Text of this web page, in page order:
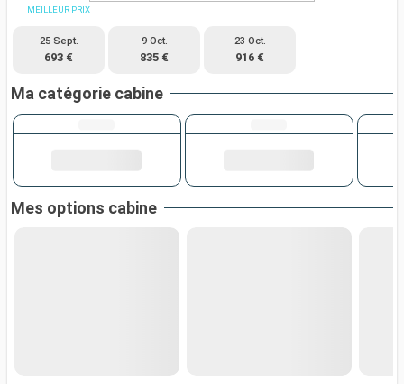
MEILLEUR PRIX
25 Sept.
693 €
9 Oct.
835 €
23 Oct.
916 €
Ma catégorie cabine
Mes options cabine